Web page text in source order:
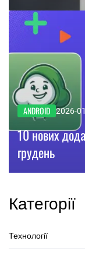
ANDROID 2026-
10 нових
грудень
Категорії
Технології